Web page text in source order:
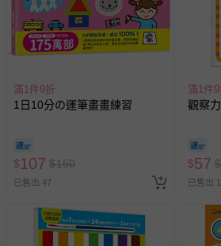
相關的退換貨辦理流程，可詳見：
運送服務：目前提供的運送僅限台
費用，可能會另需加收。
商品實際的配達日期，可於訂單個
如您收到商品，請依正常流程檢查
情形，您可申請更換新品或退貨，
滿1件9折
1日10分の運筆畫畫練習
$107 $150
已售出 47
滿1件9
觀察
$57 $
已售出